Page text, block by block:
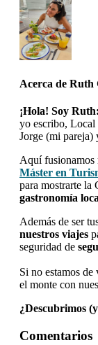
Acerca de Ruth
¡Hola! Soy
yo escribo, Local
Jorge (mi pareja)
Aquí fusionamos
Máster en
para mostrarte la
gastronomía
Además de ser
nuestros viajes
seguridad de
Si no estamos
el monte con
¿Descubrimos
Comentarios